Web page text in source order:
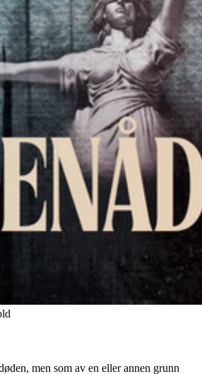
men som av en eller annen grunn